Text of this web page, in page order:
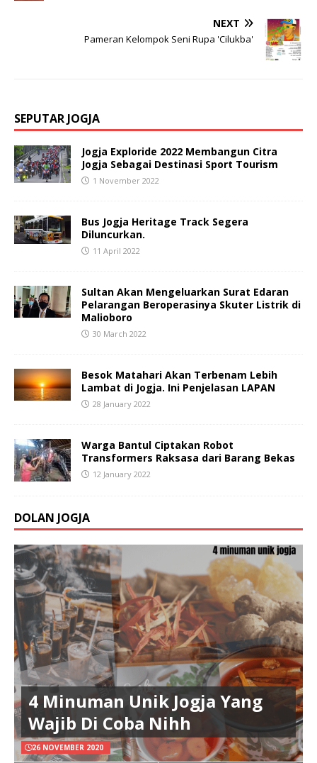
NEXT
Pameran Kelompok Seni Rupa 'Cilukba'
SEPUTAR JOGJA
Jogja Exploride 2022 Membangun Citra
Jogja Sebagai Destinasi Sport Tourism
1 November 2022
Bus Jogja Heritage Track Segera
Diluncurkan.
11 April 2022
Sultan Akan Mengeluarkan Surat Edaran
Pelarangan Beroperasinya Skuter Listrik di
Malioboro
30 March 2022
Besok Matahari Akan Terbenam Lebih
Lambat di Jogja. Ini Penjelasan LAPAN
28 January 2022
Warga Bantul Ciptakan Robot
Transformers Raksasa dari Barang Bekas
12 January 2022
DOLAN JOGJA
4 Minuman Unik Jogja Yang
Wajib Di Coba Nihh
26 NOVEMBER 2020